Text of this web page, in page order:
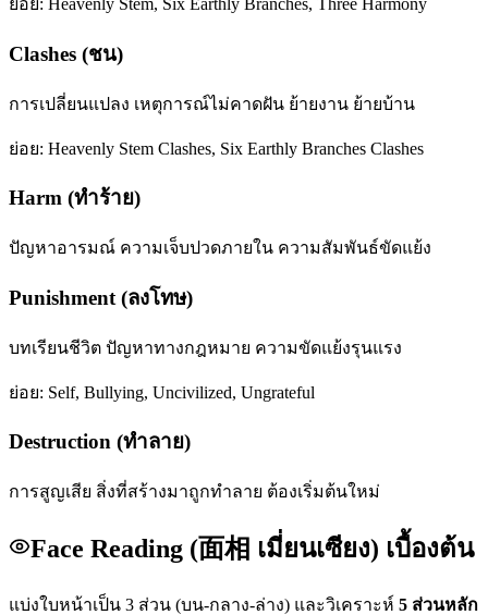
ย่อย: Heavenly Stem, Six Earthly Branches, Three Harmony
Clashes (ชน)
การเปลี่ยนแปลง เหตุการณ์ไม่คาดฝัน ย้ายงาน ย้ายบ้าน
ย่อย: Heavenly Stem Clashes, Six Earthly Branches Clashes
Harm (ทำร้าย)
ปัญหาอารมณ์ ความเจ็บปวดภายใน ความสัมพันธ์ขัดแย้ง
Punishment (ลงโทษ)
บทเรียนชีวิต ปัญหาทางกฎหมาย ความขัดแย้งรุนแรง
ย่อย: Self, Bullying, Uncivilized, Ungrateful
Destruction (ทำลาย)
การสูญเสีย สิ่งที่สร้างมาถูกทำลาย ต้องเริ่มต้นใหม่
Face Reading (面相 เมี่ยนเซียง) เบื้องต้น
แบ่งใบหน้าเป็น 3 ส่วน (บน-กลาง-ล่าง) และวิเคราะห์ 5 ส่วนหลัก